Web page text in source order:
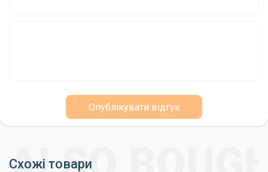
Опублікувати відгук
Схожі товари